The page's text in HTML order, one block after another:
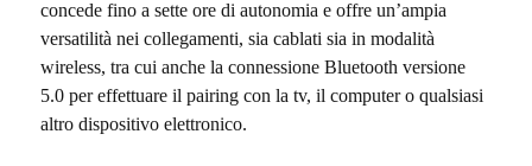
concede fino a sette ore di autonomia e offre un’ampia
versatilità nei collegamenti, sia cablati sia in modalità
wireless, tra cui anche la connessione Bluetooth versione
5.0 per effettuare il pairing con la tv, il computer o qualsiasi
altro dispositivo elettronico.